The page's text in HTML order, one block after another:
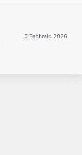
5 Febbraio 2026